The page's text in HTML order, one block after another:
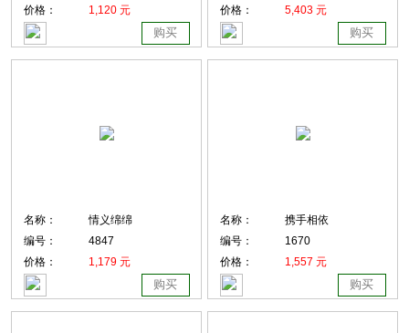
价格：
1,120 元
购买
价格：
5,403 元
购买
名称：
情义绵绵
编号：
4847
价格：
1,179 元
购买
名称：
携手相依
编号：
1670
价格：
1,557 元
购买